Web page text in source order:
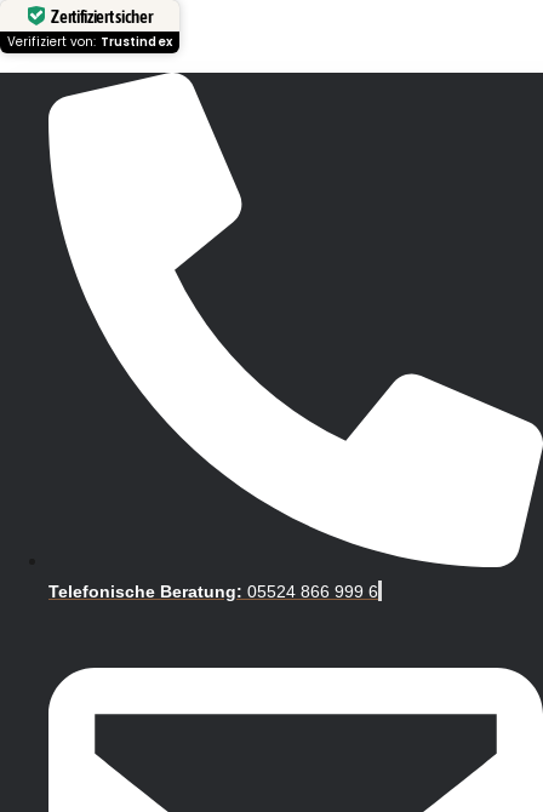
Zertifiziert sicher
Verifiziert von: Trustindex
Telefonische Beratung: 05524 866 999 6